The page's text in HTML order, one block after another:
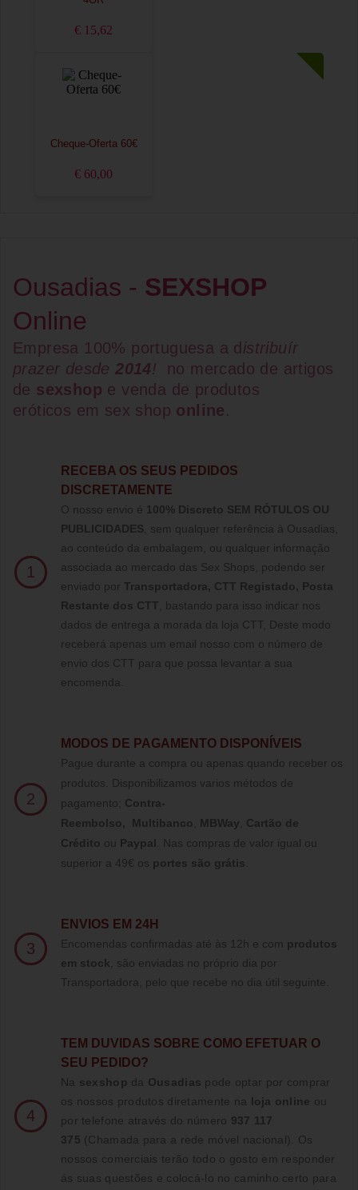
€ 15,62
Cheque-Oferta 60€
€ 60,00
Ousadias - SEXSHOP
Online
Empresa 100% portuguesa a d istribuír
prazer desde2014!
no mercado de artigos
de sexshop e venda de produtos
eróticos em sex shop online.
1
RECEBA OS SEUS PEDIDOS
DISCRETAMENTE
O nosso envio é 100% Discreto SEM RÓTULOS OU
PUBLICIDADES , sem qualquer referência à Ousadias,
ao conteúdo da embalagem, ou qualquer informação
associada ao mercado das Sex Shops, podendo ser
enviado por Transportadora, CTT Registado, Posta
Restante dos CTT , bastando para isso indicar nos
dados de entrega a morada da loja CTT, Deste modo
receberá apenas um email nosso com o número de
envio dos CTT para que possa levantar a sua
encomenda.
2
MODOS DE PAGAMENTO DISPONÍVEIS
Pague durante a compra ou apenas quando receber os
produtos. Disponibilizamos varios métodos de
pagamento; Contra-
Reembolso, Multibanco MBWay
Cartão de
Crédito ou Paypal
Nas compras de valor igual ou
superior a 49€ os portes são grátis
3
ENVIOS EM 24H
Encomendas confirmadas até às 12h e com produtos
em stock , são enviadas no próprio dia por
Transportadora, pelo que recebe no dia útil seguinte.
4
TE M DUVIDAS SOBRE COMO EFETUAR O
SEU PEDIDO?
Na sexshop da Ousadias pode optar por comprar
os nossos produtos diretamente na loja online ou
por telefone através do número 937 117
375 (Chamada para a rede móvel nacional)
. Os
nossos comerciais terão todo o gosto em responder
ás suas questões e colocá-lo no caminho certo para